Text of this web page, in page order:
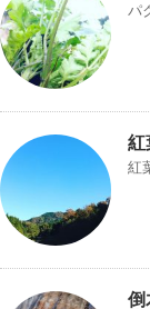
パ
紅
紅
倒